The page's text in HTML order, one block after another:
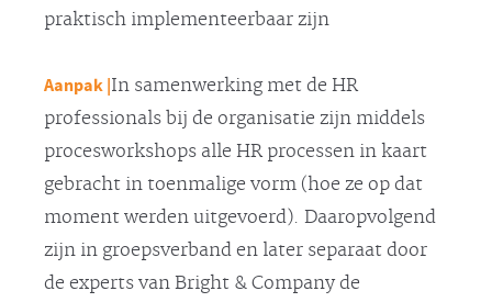
praktisch implementeerbaar zijn
Aanpak |In samenwerking met de HR
professionals bij de organisatie zijn middels
procesworkshops alle HR processen in kaart
gebracht in toenmalige vorm (hoe ze op dat
moment werden uitgevoerd). Daaropvolgend
zijn in groepsverband en later separaat door
de experts van Bright & Company de